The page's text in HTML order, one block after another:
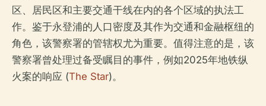
区、居民区和主要交通干线在内的各个区域的执法工
作。鉴于永登浦的人口密度及其作为交通和金融枢纽的
角色，该警察署的管辖权尤为重要。值得注意的是，该
警察署曾处理过备受瞩目的事件，例如2025年地铁纵
火案的响应 (The Star)。